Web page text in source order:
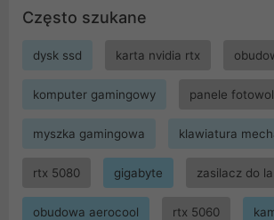
Często szukane
dysk ssd karta nvidia rtx
komputer gamingowy panele
myszka gamingowa klawiatura
rtx 5080 gigabyte zasilacz do
obudowa aerocool rtx 5060